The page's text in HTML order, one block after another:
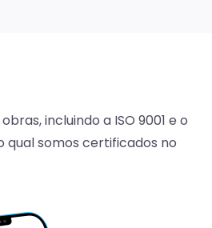
incluindo a ISO 9001 e o
qual somos certificados no